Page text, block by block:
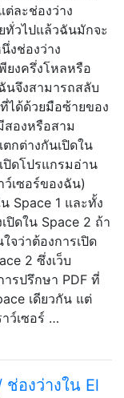
ละช่องว่าง
ทั่วไปแล้วฉันมักจะ
งช่องว่าง
ยงครึ่งโหลหรือ
นจึงสามารถสลับ
ได้ด้วยมือซ้ายของ
องหรือสาม
กต่างกันเปิดใน
ปิดโปรแกรมอ่าน
ว์เซอร์ของฉัน)
Space 1 และทั้ง
ปิดใน Space 2 ถ้า
จว่าต้องการเปิด
2 ซึ่งเว็บ
รปรึกษา PDF ที่
เดียวกัน แต่
ว์เซอร์ …
องว่างใน El